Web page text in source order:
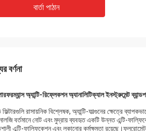
বার্তা পাঠান
বর্ণনা
অ্যান্টি-রিফ্লেকশন অ্যানালিটিক্যাল ইনস্ট্রুমেন্ট
রাসায়নিক বিশ্লেষক, অ্যান্টি-ফাল্গুনের ক্ষেত্রে
বর্তমানে নোট এবং মুদ্রায় ব্যবহৃত একটি উন্নত এন্টি-
এন্টি-ফাল্ফিকেশন এবং লুকানোর কর্মক্ষমতা